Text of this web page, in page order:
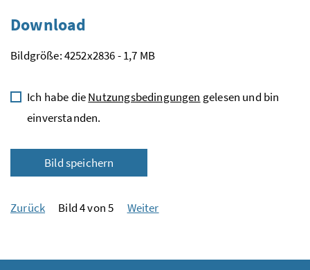
Download
Bildgröße: 4252x2836 - 1,7 MB
Ich habe dieNutzungsbedingungen gelesen und bin
einverstanden.
Bild speichern
Zurück Bild 4 von 5 Weiter